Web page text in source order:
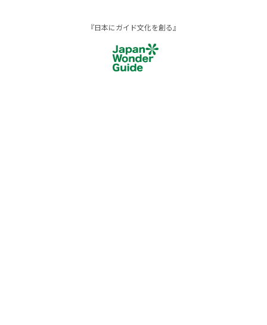
『日本にガイド文化を創る』